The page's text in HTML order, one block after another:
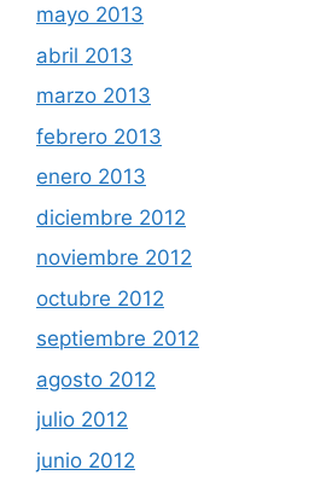
mayo 2013
abril 2013
marzo 2013
febrero 2013
enero 2013
diciembre 2012
noviembre 2012
octubre 2012
septiembre 2012
agosto 2012
julio 2012
junio 2012